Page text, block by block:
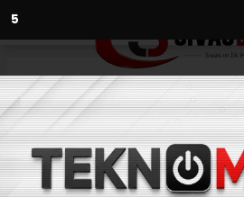
4
Anasayfa Yaşam
Mutki
keşfedilmeyi
YAŞAM